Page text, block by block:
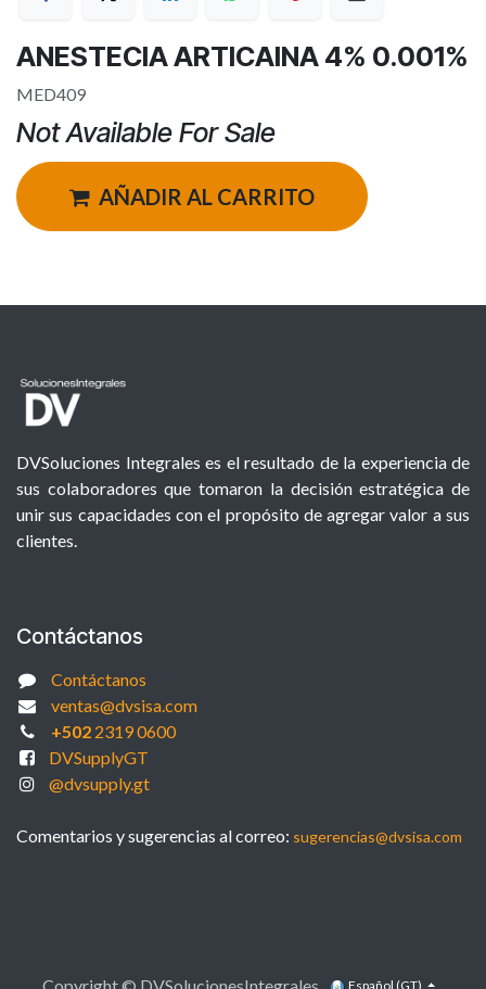
ANESTECIA ARTICAINA 4% 0.001%
MED409
Not Available For Sale
AÑADIR AL CARRITO
DVSoluciones Integrales es el resultado de la experiencia de
sus colaboradores que tomaron la decisión estratégica de
unir sus capacidades con el propósito de agregar valor a sus
clientes.
Contáctanos
Contáctanos
ventas@dvsisa.com
+5022319 0600
DVSupplyGT
@dvsupply.gt
Comentarios y sugerencias al correo: sugerencias@dvsisa.com
Español (GT)